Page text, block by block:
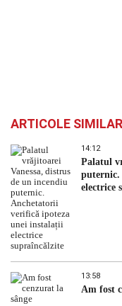
ARTICOLE
14:12
Palatul
puternic.
electrice
13:58
Am fost